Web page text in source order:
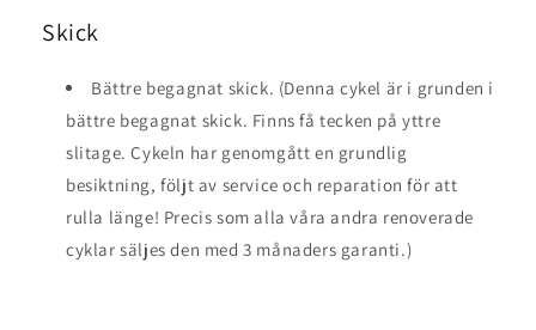
Skick
Bättre begagnat skick. (Denna cykel är i grunden i
bättre begagnat skick. Finns få tecken på yttre
slitage. Cykeln har genomgått en grundlig
besiktning, följt av service och reparation för att
rulla länge! Precis som alla våra andra renoverade
cyklar säljes den med 3 månaders garanti.)